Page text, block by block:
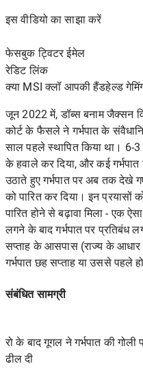
इस वीडियो का साझा करें
फेसबुक ट्विटर ईमेल
रेडिटलिंक
क्या MSI क्लॉ आपकी हैंडहेल्ड
जून 2022 में, डॉब्स बनाम जैक्सन
कोर्ट के फैसले ने गर्भपात के
साल पहले स्थापित किया था। 6-
के हवाले कर दिया, और कई
उठाते हुए गर्भपात पर अब तक देखे
को पारित कर दिया। इन
पारित होने से बढ़ावा मिला - एक
लगने के बाद गर्भपात पर प्रतिबंध
सप्ताह के आसपास (राज्य के
गर्भपात छह सप्ताह या उससे पहले
संबंधित सामग्री
रो के बाद गूगल ने गर्भपात की गोली
ढील दी